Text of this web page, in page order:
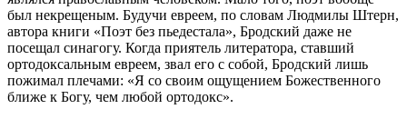
был некрещеным. Будучи евреем, по словам Людмилы Штерн,
автора книги «Поэт без пьедестала», Бродский даже не
посещал синагогу. Когда приятель литератора, ставший
ортодоксальным евреем, звал его с собой, Бродский лишь
пожимал плечами: «Я со своим ощущением Божественного
ближе к Богу, чем любой ортодокс».